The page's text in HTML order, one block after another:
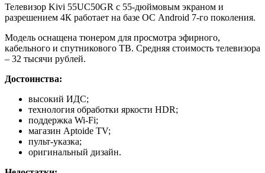
Телевизор Kivi 55UC50GR с 55-дюймовым экраном и
разрешением 4К работает на базе ОС Android 7-го поколения.
Модель оснащена тюнером для просмотра эфирного,
кабельного и спутникового ТВ. Средняя стоимость телевизора
– 32 тысячи рублей.
Достоинства:
высокий ИДС;
технология обработки яркости HDR;
поддержка Wi-Fi;
магазин Aptoide TV;
пульт-указка;
оригинальный дизайн.